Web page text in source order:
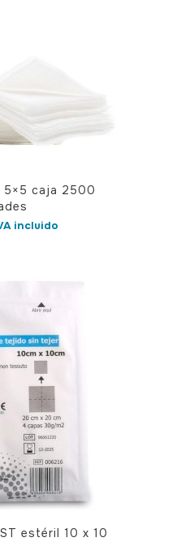
5×5 caja 2500
incluido
estéril 10 x 10